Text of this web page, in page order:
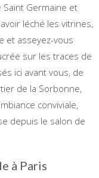
Germaine et
léché les vitrines,
et asseyez-vous
sur les traces de
ici avant vous, de
de la Sorbonne,
conviviale,
depuis le salon de
à Paris